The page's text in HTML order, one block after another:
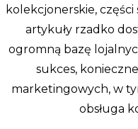
kolekcjonerskie,
artykuły rzadko
ogromną bazę
sukces,
marketingowych, w
obsługa